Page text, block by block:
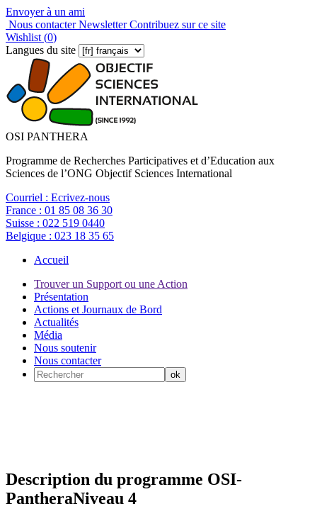
Envoyer à un ami
Nous contacterNewsletterContribuez sur ce site
Wishlist (0)
Langues du site
OSI PANTHERA
Programme de Recherches Participatives et d’Education aux
Sciences de l’ONG Objectif Sciences International
Courriel : Ecrivez-nous
France : 01 85 08 36 30
Suisse : 022 519 0440
Belgique : 023 18 35 65
Accueil
Trouver un Support ou une Action
Présentation
Actions et Journaux de Bord
Actualités
Média
Nous soutenir
Nous contacter
Description du programme OSI-
PantheraNiveau 4